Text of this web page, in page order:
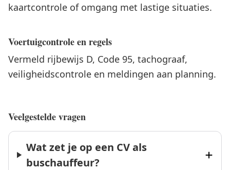
kaartcontrole of omgang met lastige situaties.
Voertuigcontrole en regels
Vermeld rijbewijs D, Code 95, tachograaf,
veiligheidscontrole en meldingen aan planning.
Veelgestelde vragen
Wat zet je op een CV als
buschauffeur?